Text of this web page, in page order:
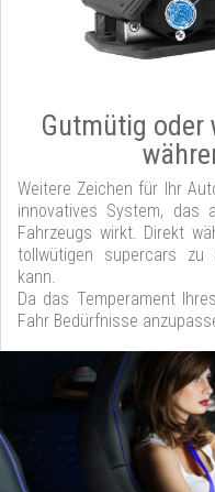
Gutmütig oder
Weitere Zeichen für Ihr
innovatives System, das
Fahrzeugs wirkt. Direkt
tollwütigen supercars zu
kann.
Da das Temperament
Fahr Bedürfnisse